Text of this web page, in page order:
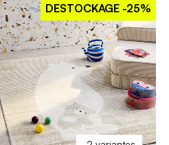
DESTOCKAGE -25%